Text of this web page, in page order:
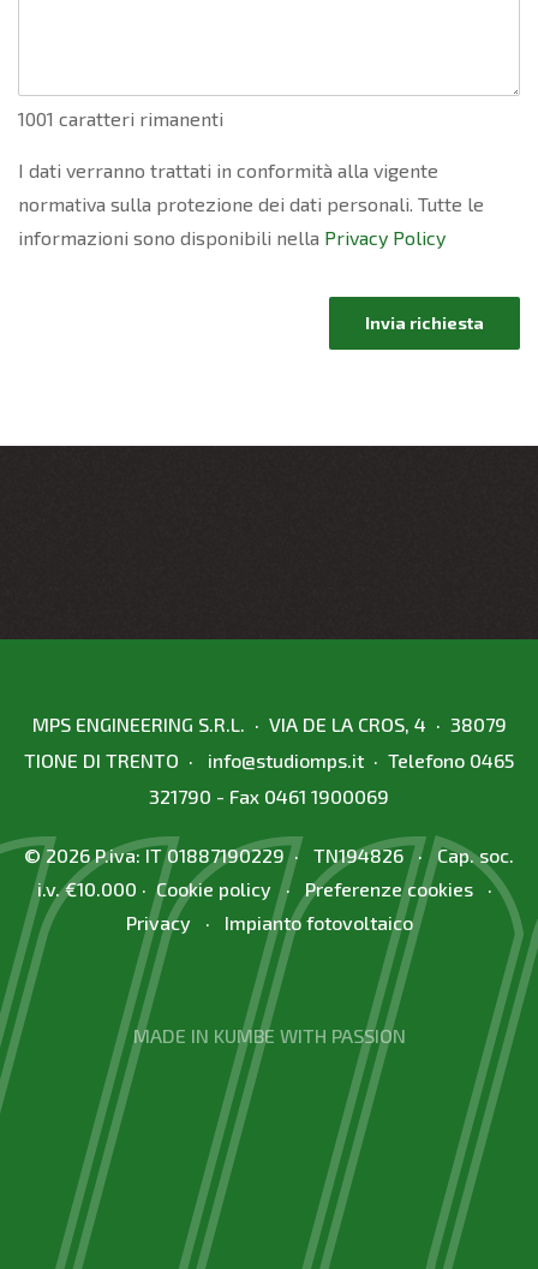
1001 caratteri rimanenti
I dati verranno trattati in conformità alla vigente
normativa sulla protezione dei dati personali. Tutte le
informazioni sono disponibili nella Privacy Policy
Invia richiesta
MPS ENGINEERING S.R.L. · VIA DE LA CROS, 4 · 38079
TIONE DI TRENTO · info@studiomps.it · Telefono 0465
321790 - Fax 0461 1900069
© 2026 P.iva: IT 01887190229 · TN194826 · Cap. soc.
i.v. €10.000 ·Cookie policy· Preferenze cookies·
Privacy· Impianto fotovoltaico
MADE IN KUMBE WITH PASSION